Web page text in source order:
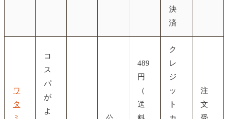
決
済
ワ
タ
コ
ス
パ
が
よ
489
円
（
送
ク
レ
ジ
ッ
ト
注
文